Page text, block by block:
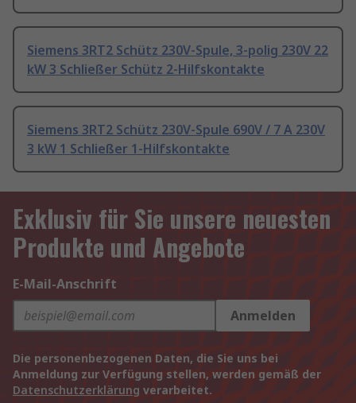
Siemens 3RT2 Schütz 230V-Spule, 3-polig 230V 22
kW 3 Schließer Schütz 2-Hilfskontakte
Siemens 3RT2 Schütz 230V-Spule 690V / 7 A 230V
3 kW 1 Schließer 1-Hilfskontakte
Exklusiv für Sie unsere neuesten
Produkte und Angebote
E-Mail-Anschrift
Anmelden
Die personenbezogenen Daten, die Sie uns bei
Anmeldung zur Verfügung stellen, werden gemäß der
Datenschutzerklärung verarbeitet.